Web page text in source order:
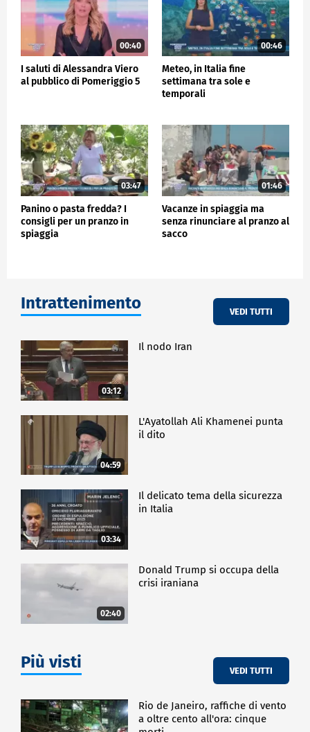
00:40
I saluti di Alessandra Viero
al pubblico di Pomeriggio 5
00:46
Meteo, in Italia fine
settimana tra sole e
temporali
03:47
Panino o pasta fredda? I
consigli per un pranzo in
spiaggia
01:46
Vacanze in spiaggia ma
senza rinunciare al pranzo al
sacco
Intrattenimento VEDI TUTTI
03:12
Il nodo Iran
04:59
L'Ayatollah Ali Khamenei punta
il dito
03:34
Il delicato tema della sicurezza
in Italia
02:40
Donald Trump si occupa della
crisi iraniana
Più visti VEDI TUTTI
Rio de Janeiro, raffiche di vento
a oltre cento all'ora: cinque